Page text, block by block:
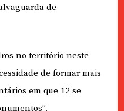
de
no território neste
de formar mais
em que 12 se